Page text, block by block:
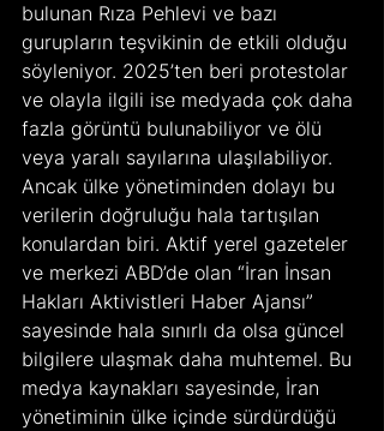
bulunan Rıza Pehlevi ve bazı
gurupların teşvikinin de etkili olduğu
söyleniyor. 2025’ten beri protestolar
ve olayla ilgili ise medyada çok daha
fazla görüntü bulunabiliyor ve ölü
veya yaralı sayılarına ulaşılabiliyor.
Ancak ülke yönetiminden dolayı bu
verilerin doğruluğu hala tartışılan
konulardan biri. Aktif yerel gazeteler
ve merkezi ABD’de olan “İran İnsan
Hakları Aktivistleri Haber Ajansı”
sayesinde hala sınırlı da olsa güncel
bilgilere ulaşmak daha muhtemel. Bu
medya kaynakları sayesinde, İran
yönetiminin ülke içinde sürdürdüğü